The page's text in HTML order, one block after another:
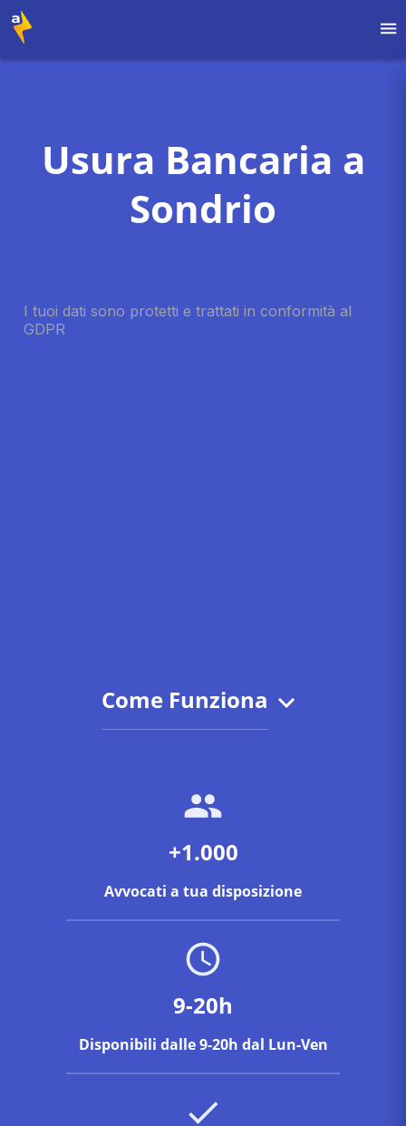
Usura Bancaria a
Sondrio
Come Funziona
+1.000
Avvocati a tua disposizione
9-20h
Disponibili dalle 9-20h dal Lun-Ven